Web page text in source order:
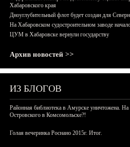
Хабаровского края
Дноуглубительный флот будет создан для
На Хабаровском судостроительном заводе
ЦУМ в Хабаровске вернули государству
Архив новостей >>
ИЗ БЛОГОВ
Районная библиотека в Амурске уничтожена. На
Островского в Комсомольске?!
Голая вечеринка Роснано 2015г. Итог.